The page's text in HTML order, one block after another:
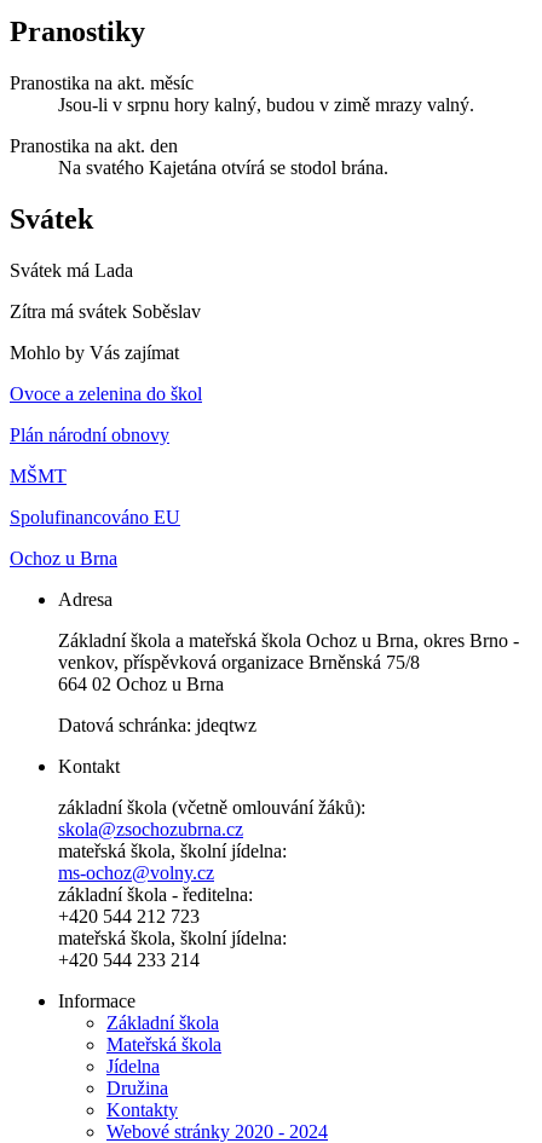
Pranostiky
Pranostika na akt. měsíc
Jsou-li v srpnu hory kalný, budou v zimě mrazy valný.
Pranostika na akt. den
Na svatého Kajetána otvírá se stodol brána.
Svátek
Svátek má Lada
Zítra má svátek Soběslav
Mohlo by Vás zajímat
Ovoce a zelenina do škol
Plán národní obnovy
MŠMT
Spolufinancováno EU
Ochoz u Brna
Adresa
Základní škola a mateřská škola Ochoz u Brna, okres Brno -
venkov, příspěvková organizace Brněnská 75/8
664 02 Ochoz u Brna
Datová schránka: jdeqtwz
Kontakt
základní škola (včetně omlouvání žáků):
skola@zsochozubrna.cz
mateřská škola, školní jídelna:
ms-ochoz@volny.cz
základní škola - ředitelna:
+420 544 212 723
mateřská škola, školní jídelna:
+420 544 233 214
Informace
Základní škola
Mateřská škola
Jídelna
Družina
Kontakty
Webové stránky 2020 - 2024